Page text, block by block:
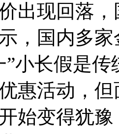
现回落，
，国内多
”小长假是
惠活动，
始变得犹